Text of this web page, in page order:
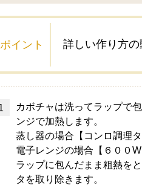
ポイント 詳しい作り方の
カボチャは洗ってラップで
ンジで加熱します。
蒸し器の場合【コンロ調理
電子レンジの場合【６００
ラップに包んだまま粗熱を
タを取り除きます。